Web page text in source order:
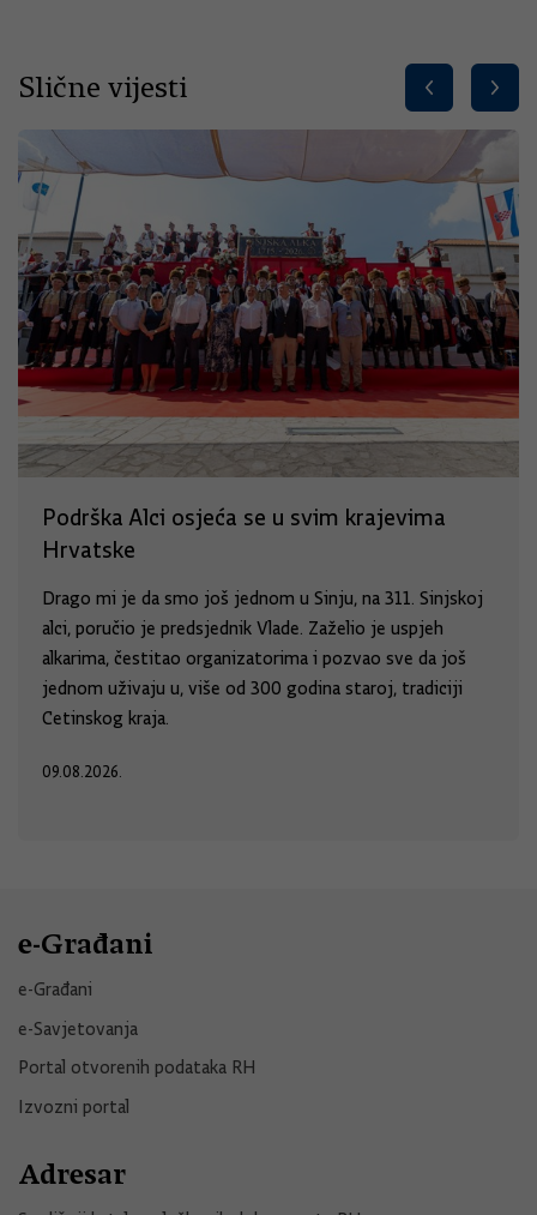
Slične vijesti
Podrška Alci osjeća se u svim krajevima
Hrvatske
Drago mi je da smo još jednom u Sinju, na 311. Sinjskoj
alci, poručio je predsjednik Vlade. Zaželio je uspjeh
alkarima, čestitao organizatorima i pozvao sve da još
jednom uživaju u, više od 300 godina staroj, tradiciji
Cetinskog kraja.
09.08.2026.
e-Građani
e-Građani
e-Savjetovanja
Portal otvorenih podataka RH
Izvozni portal
Adresar